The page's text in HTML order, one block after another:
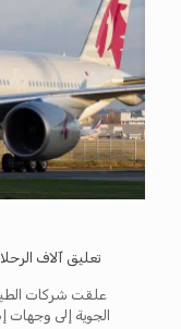
تعليق آلاف
علقت شركات
الجوية إلى وجهات